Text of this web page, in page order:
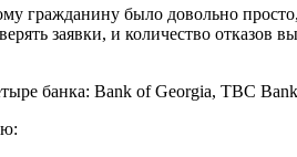
гражданину было довольно
заявки, и количество отказов
банка: Bank of Georgia, TBC